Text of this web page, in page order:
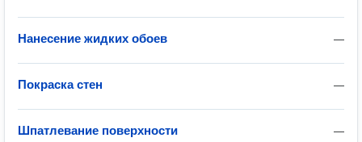
—
Нанесение жидких обоев
—
Покраска стен
—
Шпатлевание поверхности